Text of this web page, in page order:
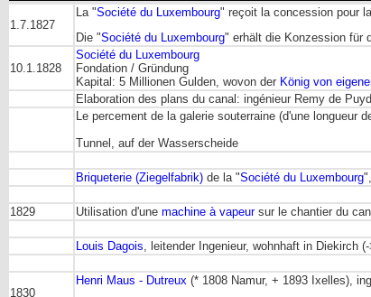
1.7.1827
La "Société du Luxembourg" reçoit la concession pour
Die "Société du Luxembourg" erhält die Konzession für
10.1.1828
Société du Luxembourg
Fondation / Gründung
Kapital: 5 Millionen Gulden, wovon der König von
Elaboration des plans du canal: ingénieur Remy de
Le percement de la galerie souterraine (d'une longueur
Tunnel, auf der Wasserscheide
Briqueterie (Ziegelfabrik) de la "Société du Luxembourg
1829 Utilisation d'une machine à vapeursur le chantier du
Louis Dagois , leitender Ingenieur, wohnhaft in Diekirch
1830
Henri Maus - Dutreux (* 1808 Namur, + 1893 Ixelles),